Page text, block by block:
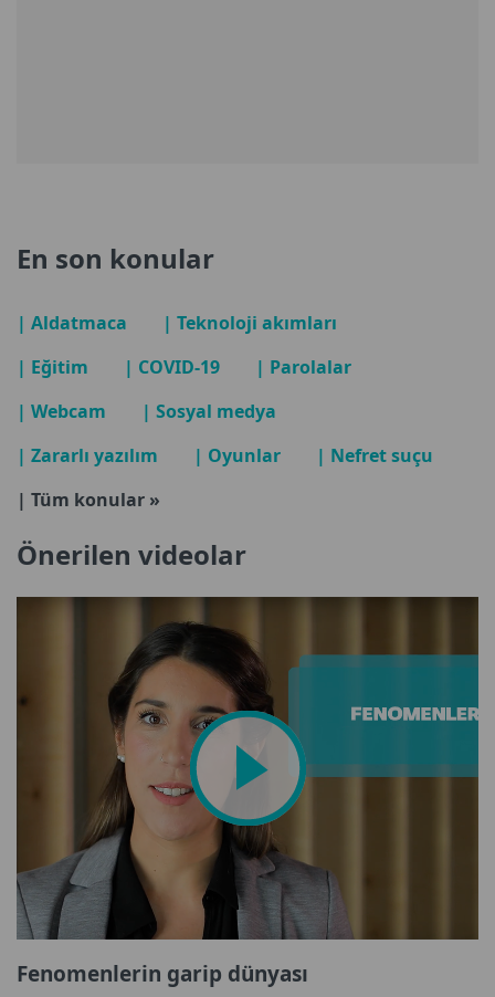
En son konular
| Aldatmaca
| Teknoloji akımları
| Eğitim
| COVID-19
| Parolalar
| Webcam
| Sosyal medya
| Zararlı yazılım
| Oyunlar
| Nefret suçu
| Tüm konular »
Önerilen videolar
Fenomenlerin garip dünyası